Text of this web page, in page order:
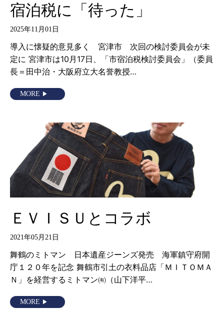
宿泊税に「待った」
2025年11月01日
導入に懐疑的意見多く 宮津市 次回の検討委員会が未
定に 宮津市は10月17日、「市宿泊税検討委員会」（委員
長＝田中治・大阪府立大名誉教授…
MORE
ＥＶＩＳＵとコラボ
2021年05月21日
舞鶴のミトマン 日本遺産ジーンズ発売 海軍鎮守府開
庁１２０年を記念 舞鶴市引土の衣料品店「ＭＩＴＯＭＡ
Ｎ」を経営するミトマン㈲（山下洋平…
MORE